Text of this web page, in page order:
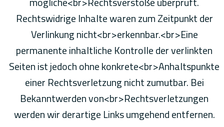
Rechtswidrige Inhalte waren zum Zeitpunkt der
Verlinkung nicht<br>erkennbar.<br>Eine
permanente inhaltliche Kontrolle der verlinkten
Seiten ist jedoch ohne konkrete<br>Anhaltspunkte
einer Rechtsverletzung nicht zumutbar. Bei
Bekanntwerden von<br>Rechtsverletzungen
werden wir derartige Links umgehend entfernen.